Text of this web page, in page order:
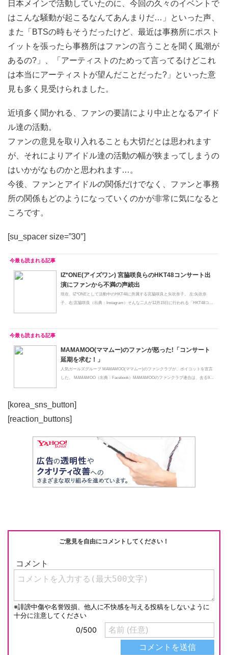
日本メインで活動していたのに、今回の久々のイベントで
はこんな騒動が起こるなんてあんまりだ…」といった声、
また「BTSの時もそうだったけど、最近は事務所にポスト
イットを張ったら事務所はファンの言うことを聞く風潮が
あるの?」、「アーティストのためって言ってるけどこれ
は本当にアーティストが望んだことだった?」といった意
見も多く見受けられました。
近頃多く聞かれる、ファンの要請により中止となるアイド
ル達の活動。
ファンの意見を取り入れることも大切だとは思われます
が、それによりアイドル達の活動の幅が狭まってしまうの
はいかがなものかと思われます…。
今後、ファンとアイドルの関係だけでなく、ファンと事務
所の関係もどのようになっていくのかが非常に気になると
ころです。
[su_spacer size=”30″]
IZ*ONE(アイズワン) 宮脇咲良らのHKT48コンサート出
演にファンから不満の声続出
現在、IZ*ONEとして活動中のHKT48に所属する宮脇咲良と矢吹奈子。 左:矢吹奈
子、右;宮脇咲良（出典：Instagram）そんな二人が12月15日に行われる「HKT48コ
MAMAMOO(ママムー)のファンが怒った!「コンサート
延期を求む！」
人気ガールズグループ MAMAMOO(ママムー)のファンクラブが、ボイコットを宣言
した。 MAMAMOO（出典：Facebook）MAMAMOOのファンクラブ連合は、去る9日
[korea_sns_button]
[reaction_buttons]
ご意見を自由にコメントしてください！